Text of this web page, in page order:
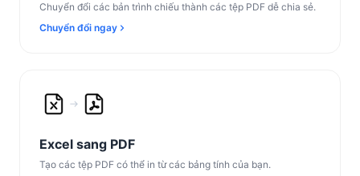
Chuyển đổi các bản trình chiếu thành các tệp PDF dễ chia sẻ.
Chuyển đổi ngay
Excel sang PDF
Tạo các tệp PDF có thể in từ các bảng tính của bạn.